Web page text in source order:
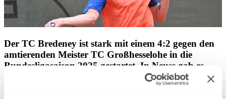
Der TC Bredeney ist stark mit einem 4:2 gegen den
amtierenden Meister TC Großhesselohe in die
Bundesligasaison 2025 gestartet. In Neuss gab es
beim Niederrhein-Derby zwischen den gastgebenden
Blau-Weißen und dem GHTC Mönchengladbach